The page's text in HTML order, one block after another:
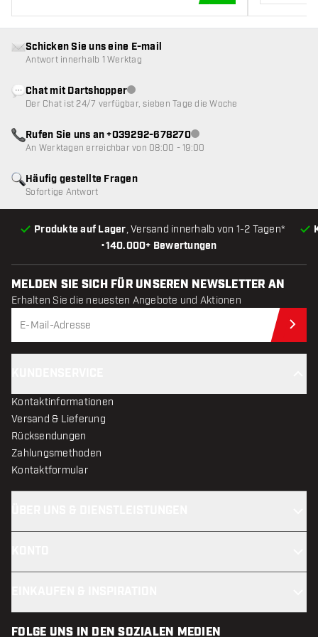
•140.000+ Bewertungen
Produkte auf Lager, Versand innerhalb von 1-2 Tagen*
Häufig gestellte Fragen
Sofortige Antwort
Schicken Sie uns eine E-mail
Antwort innerhalb 1 Werktag
Chat mit DartshopperKundenservice nicht verfügbar
Der Chat ist 24/7 verfügbar, sieben Tage die Woche
Rufen Sie uns an +039292-678270Kundenservice nicht
An Werktagen erreichbar von 08:00 - 19:00
MELDEN SIE SICH FÜR UNSEREN NEWSLETTER AN
Erhalten Sie die neuesten Angebote und Aktionen
Kontaktinformationen
Versand & Lieferung
Rücksendungen
Zahlungsmethoden
Kontaktformular
FOLGE UNS IN DEN SOZIALEN MEDIEN